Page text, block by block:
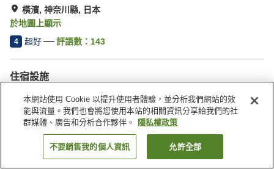
橫濱, 神奈川縣, 日本
於地圖上顯示
4 超好 評語數： 143
住宿設施
無線網路
距離車站約步行 5 分鐘內
咖啡廳
自動販賣機
找客房
本網站使用 Cookie 以提升使用者體驗，並分析我們網站的效
能與流量。我們也會將您使用本站的相關資訊分享給我們的社
群媒體、廣告和分析合作夥伴。
隱私權政策
不要銷售我的個人資訊 允許全部